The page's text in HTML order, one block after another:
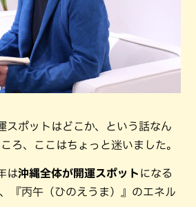
スポットはどこか、という話なん
ろ、ここはちょっと迷いました。
は沖縄全体が開運スポット になる
『丙午（ひのえうま）』のエネル